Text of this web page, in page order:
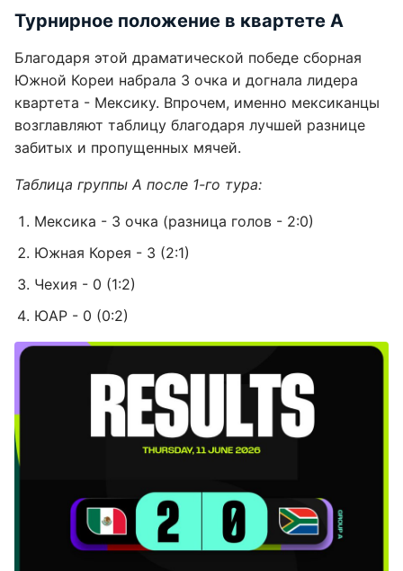
Турнирное положение в квартете А
Благодаря этой драматической победе сборная
Южной Кореи набрала 3 очка и догнала лидера
квартета - Мексику. Впрочем, именно мексиканцы
возглавляют таблицу благодаря лучшей разнице
забитых и пропущенных мячей.
Таблица группы А после 1-го тура:
Мексика - 3 очка (разница голов - 2:0)
Южная Корея - 3 (2:1)
Чехия - 0 (1:2)
ЮАР - 0 (0:2)